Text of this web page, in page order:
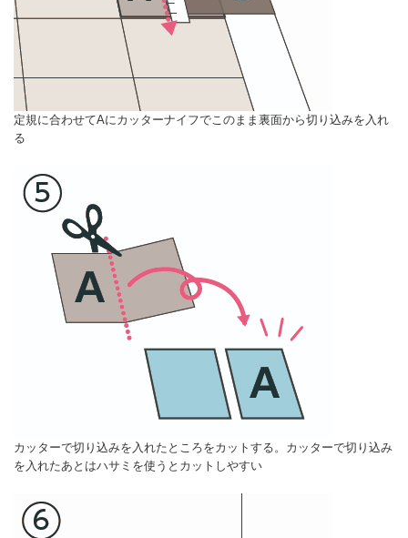
定規に合わせてAにカッターナイフでこのまま裏面から切り込みを入れ
る
カッターで切り込みを入れたところをカットする。カッターで切り込み
を入れたあとはハサミを使うとカットしやすい